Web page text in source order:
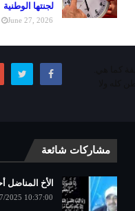
لجنتها الوطنية
June 27, 2026
مشاركات شائعة
الأخ المناضل
4/07/2025